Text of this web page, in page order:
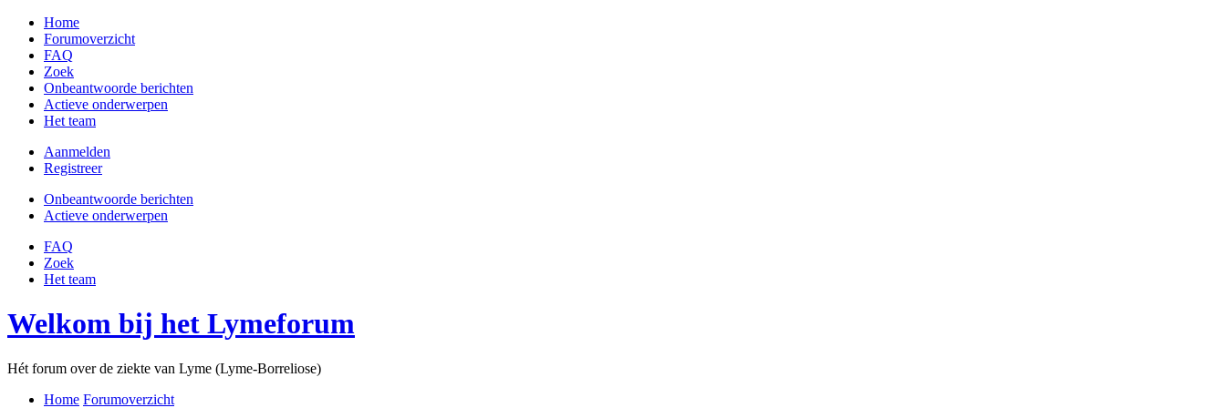
Home
Forumoverzicht
FAQ
Zoek
Onbeantwoorde berichten
Actieve onderwerpen
Het team
Aanmelden
Registreer
Onbeantwoorde berichten
Actieve onderwerpen
FAQ
Zoek
Het team
Welkom bij het Lymeforum
Hét forum over de ziekte van Lyme (Lyme-Borreliose)
Home Forumoverzicht